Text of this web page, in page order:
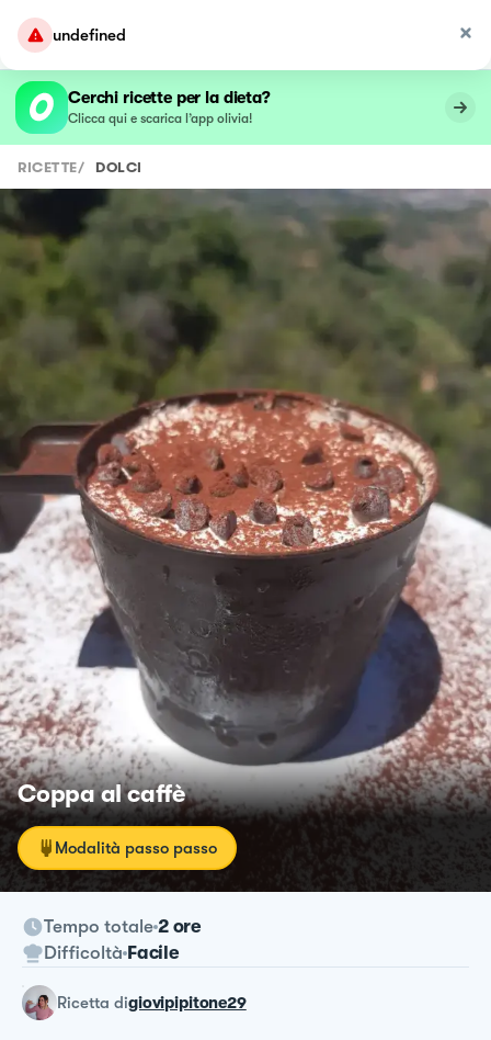
undefined
Cerchi ricette per la dieta?
Clicca qui e scarica l’app olivia!
RICETTE/ DOLCI
Coppa al caffè
Modalità passo passo
Tempo totale 2 ore
Difficoltà Facile
ricetta digiovipipitone29